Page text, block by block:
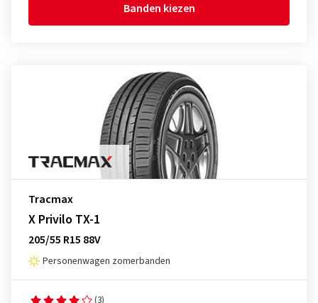
Banden kiezen
Tracmax
X Privilo TX-1
205/55 R15 88V
Personenwagen zomerbanden
(3)